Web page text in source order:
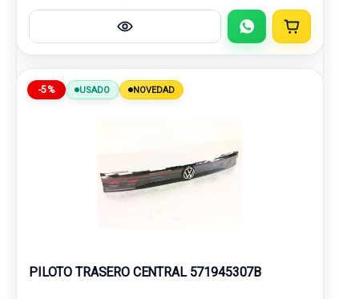
-5% USADO NOVEDAD
PILOTO TRASERO CENTRAL 571945307B